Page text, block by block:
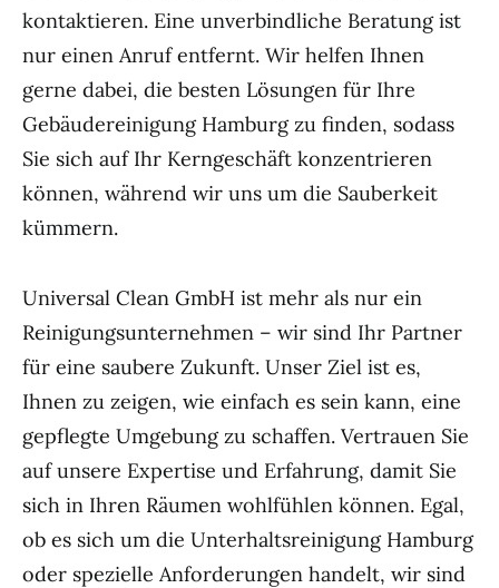
kontaktieren. Eine unverbindliche Beratung ist
nur einen Anruf entfernt. Wir helfen Ihnen
gerne dabei, die besten Lösungen für Ihre
Gebäudereinigung Hamburg zu finden, sodass
Sie sich auf Ihr Kerngeschäft konzentrieren
können, während wir uns um die Sauberkeit
kümmern.
Universal Clean GmbH ist mehr als nur ein
Reinigungsunternehmen – wir sind Ihr Partner
für eine saubere Zukunft. Unser Ziel ist es,
Ihnen zu zeigen, wie einfach es sein kann, eine
gepflegte Umgebung zu schaffen. Vertrauen Sie
auf unsere Expertise und Erfahrung, damit Sie
sich in Ihren Räumen wohlfühlen können. Egal,
ob es sich um die Unterhaltsreinigung Hamburg
oder spezielle Anforderungen handelt, wir sind